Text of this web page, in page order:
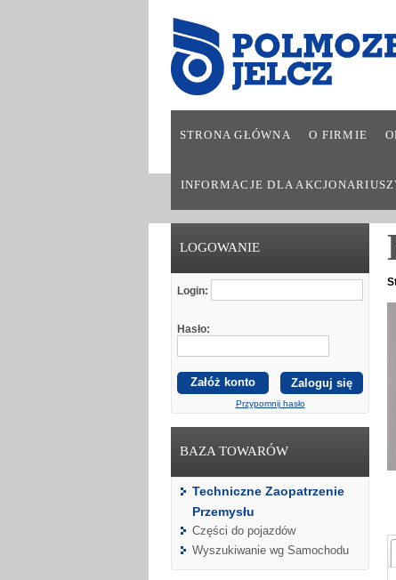
STRONA GŁÓWNA O FIRMIE
INFORMACJE DLA
LOGOWANIE
Login:
Hasło:
Załóż konto
Przypomnij hasło
BAZA TOWARÓW
Techniczne Zaopatrzenie
Przemysłu
Części do pojazdów
Wyszukiwanie wg Samochodu